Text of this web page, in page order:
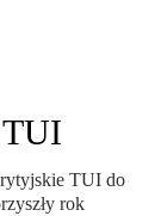
TUI
TUI do
rok